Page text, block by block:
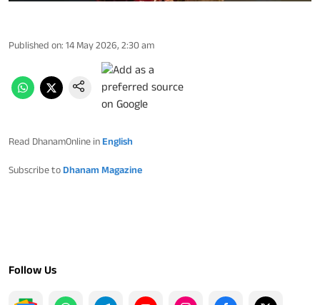
Published on: 14 May 2026, 2:30 am
Read DhanamOnline in English
Subscribe to Dhanam Magazine
Follow Us